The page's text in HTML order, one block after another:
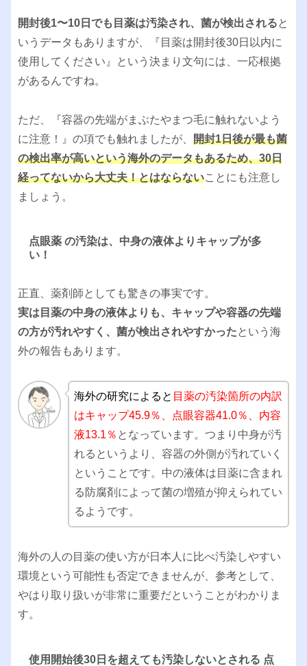
開封後1〜10日でも目薬は汚染され、菌が検出されると
いうデータもありますが、『目薬は開封後30日以内に
使用してください』という決まり文句には、一応根拠
があるんですね。
ただ、『容器の先端がまぶたやまつ毛に触れないよう
に注意！』の項でも触れましたが、 開封1日後が最も菌
の検出率が高いという海外のデータもあるため、30日
経ってないから大丈夫！とはならないことにも注意し
ましょう。
点眼薬 の汚染は、中身の液体よりキャップが多
い！
正直、薬剤師としても驚きの事実です。
実は目薬の中身の液体よりも、キャップや容器の先端
の方が汚れやすく、菌が検出されやすかったという海
外の報告もあります。
海外の研究によると 目薬の汚染箇所の内訳
はキャップ45.9％、点眼容器41.0％、内容
液13.1％ となっています。つまり中身が汚
れるというより、容器の外側が汚れていく
ということです。中の液体は目薬に含まれ
る防腐剤によって菌の増殖が抑えられてい
るようです。
海外の人の目薬の使い方が日本人に比べ汚染しやすい
環境という可能性も否定できませんが、参考として、
やはり取り扱いが非常に重要だということがわかりま
す。
使用開始後30日を超えても汚染しないとされる 点